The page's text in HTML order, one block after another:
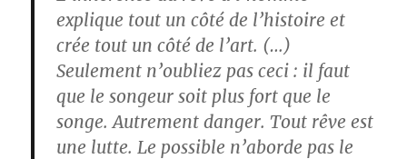
explique tout un côté de l’histoire et
crée tout un côté de l’art. (…)
Seulement n’oubliez pas ceci : il faut
que le songeur soit plus fort que le
songe. Autrement danger. Tout rêve est
une lutte. Le possible n’aborde pas le